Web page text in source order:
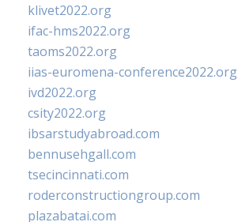
klivet2022.org
ifac-hms2022.org
taoms2022.org
iias-euromena-conference2022.org
ivd2022.org
csity2022.org
ibsarstudyabroad.com
bennusehgall.com
tsecincinnati.com
roderconstructiongroup.com
plazabatai.com